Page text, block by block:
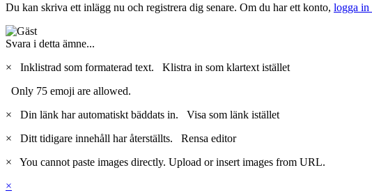
Du kan skriva ett inlägg nu och registrera dig senare. Om du har ett konto, logga in
Svara i detta ämne...
×
Inklistrad som formaterad text. Klistra in som klartext istället
Only 75 emoji are allowed.
×
Din länk har automatiskt bäddats in. Visa som länk istället
×
Ditt tidigare innehåll har återställts. Rensa editor
×
You cannot paste images directly. Upload or insert images from URL.
×